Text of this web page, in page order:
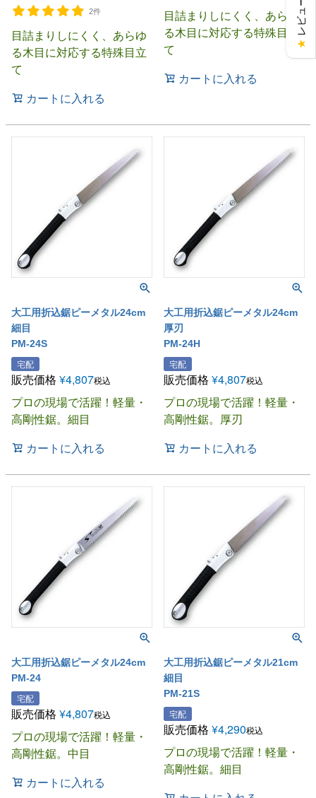
2件
目詰まりしにくく、あらゆ
る木目に対応する特殊目立
て
カートに入れる
目詰まりしにくく、あらゆ
る木目に対応する特殊目立
て
カートに入れる
大工用折込鋸ピーメタル24cm
細目
PM-24S
宅配
販売価格 ¥4,807税込
プロの現場で活躍！軽量・
高剛性鋸。細目
カートに入れる
大工用折込鋸ピーメタル24cm
厚刃
PM-24H
宅配
販売価格 ¥4,807税込
プロの現場で活躍！軽量・
高剛性鋸。厚刃
カートに入れる
大工用折込鋸ピーメタル24cm
PM-24
宅配
販売価格 ¥4,807税込
プロの現場で活躍！軽量・
高剛性鋸。中目
カートに入れる
大工用折込鋸ピーメタル21cm
細目
PM-21S
宅配
販売価格 ¥4,290税込
プロの現場で活躍！軽量・
高剛性鋸。細目
★